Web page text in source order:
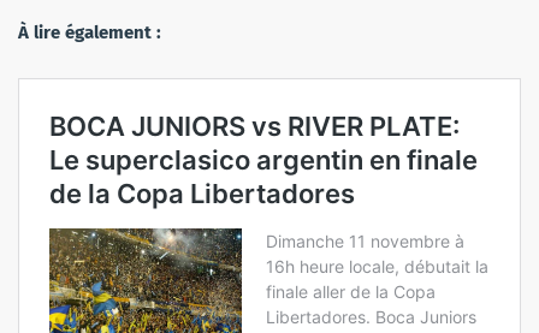
À lire également :